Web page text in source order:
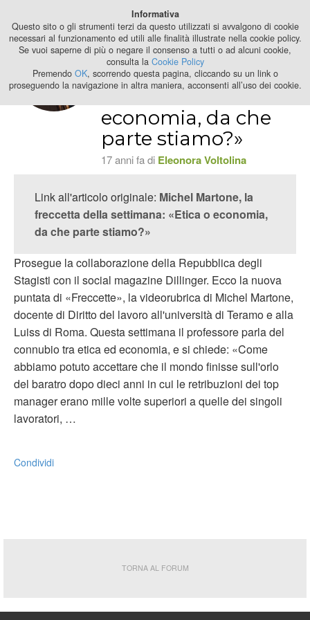
2024
Michel Martone, la
freccetta della
settimana: «Etica o
economia, da che
parte stiamo?»
17 anni fa di Eleonora Voltolina
Link all'articolo originale: Michel Martone, la
freccetta della settimana: «Etica o economia,
da che parte stiamo?»
Prosegue la collaborazione della Repubblica degli
Stagisti con il social magazine Dillinger. Ecco la nuova
puntata di «Freccette», la videorubrica di Michel Martone,
docente di Diritto del lavoro all'università di Teramo e alla
Luiss di Roma. Questa settimana il professore parla del
connubio tra etica ed economia, e si chiede: «Come
abbiamo potuto accettare che il mondo finisse sull'orlo
del baratro dopo dieci anni in cui le retribuzioni dei top
manager erano mille volte superiori a quelle dei singoli
lavoratori, …
Condividi
TORNA AL FORUM
Informativa
Questo sito o gli strumenti terzi da questo utilizzati si avvalgono di cookie
necessari al funzionamento ed utili alle finalità illustrate nella cookie policy.
Se vuoi saperne di più o negare il consenso a tutti o ad alcuni cookie,
consulta la Cookie Policy
Premendo OK, scorrendo questa pagina, cliccando su un link o
proseguendo la navigazione in altra maniera, acconsenti all’uso dei cookie.